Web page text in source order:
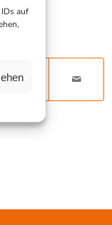
auf